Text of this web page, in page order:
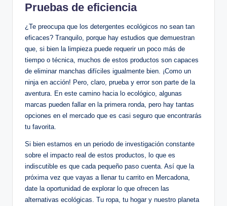
Pruebas de eficiencia
¿Te preocupa que los detergentes ecológicos no sean tan
eficaces? Tranquilo, porque hay estudios que demuestran
que, si bien la limpieza puede requerir un poco más de
tiempo o técnica, muchos de estos productos son capaces
de eliminar manchas difíciles igualmente bien. ¡Como un
ninja en acción! Pero, claro, prueba y error son parte de la
aventura. En este camino hacia lo ecológico, algunas
marcas pueden fallar en la primera ronda, pero hay tantas
opciones en el mercado que es casi seguro que encontrarás
tu favorita.
Si bien estamos en un periodo de investigación constante
sobre el impacto real de estos productos, lo que es
indiscutible es que cada pequeño paso cuenta. Así que la
próxima vez que vayas a llenar tu carrito en Mercadona,
date la oportunidad de explorar lo que ofrecen las
alternativas ecológicas. Tu ropa, tu hogar y nuestro planeta